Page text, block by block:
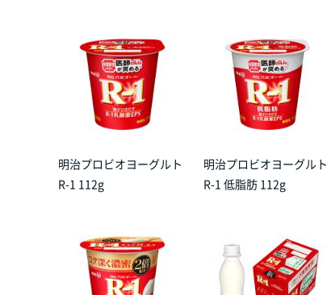
明治プロビオヨーグルト
R-1 112g
明治プロビオヨーグルト
R-1 低脂肪 112g